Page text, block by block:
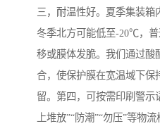
三，耐温性好。夏季集装箱
冬季北方可能低至-20℃，
移或膜体发脆。我们通过酸
合，使保护膜在宽温域下保
留。第四，可按需印刷警示
上堆放”“防潮”“勿压”等物